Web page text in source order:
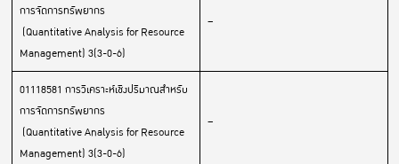
การจัดการทรัพยากร
(Quantitative Analysis for Resource
Management) 3(3-0-6)
–
01118581 การวิเคราะห์เชิงปริมาณสำหรับ
การจัดการทรัพยากร
(Quantitative Analysis for Resource
Management) 3(3-0-6)
–